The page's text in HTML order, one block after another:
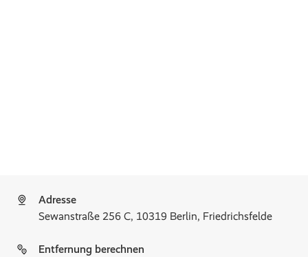
Adresse
Sewanstraße 256 C, 10319 Berlin, Friedrichsfelde
Entfernung berechnen